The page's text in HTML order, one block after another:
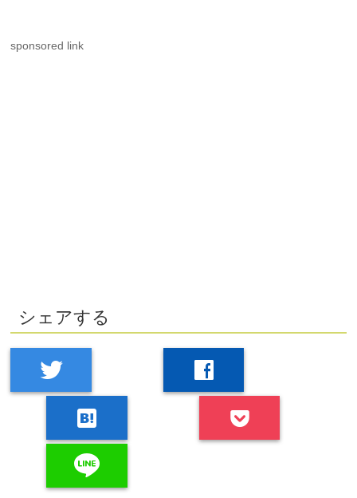
sponsored link
シェアする
twitter
facebook
hatenabookmark
line